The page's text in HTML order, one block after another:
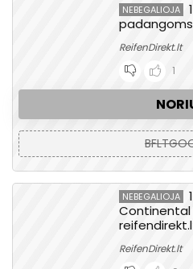
NEBEGALIOJA
ReifenDirekt.lt
1
NEBEGALIOJA
ReifenDirekt.lt